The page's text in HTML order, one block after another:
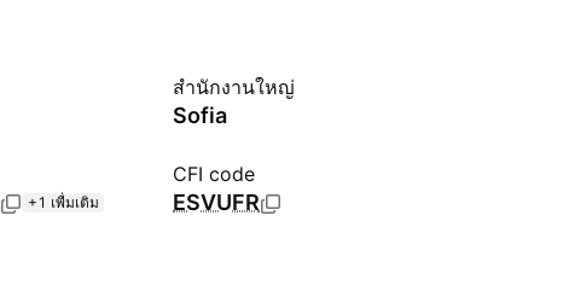
สำนักงานใหญ่
Sofia
+1 เพื่มเติม
CFI code
ESVUFR